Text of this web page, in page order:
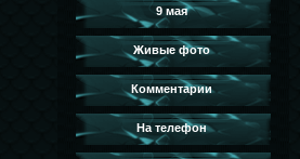
9 мая
Живые фото
Комментарии
На телефон